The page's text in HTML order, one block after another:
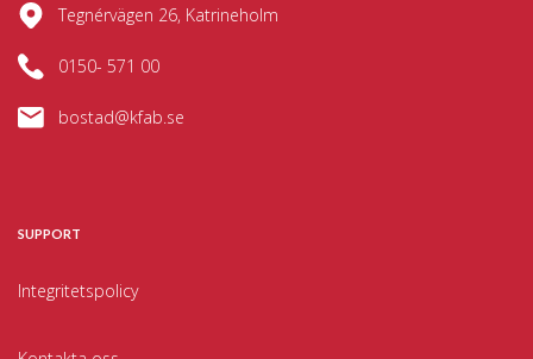
Tegnérvägen 26, Katrineholm
0150- 571 00
bostad@kfab.se
SUPPORT
Integritetspolicy